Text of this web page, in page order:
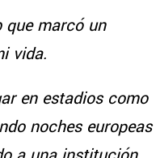
que marcó un
vida.
en estadios como
noches europeas